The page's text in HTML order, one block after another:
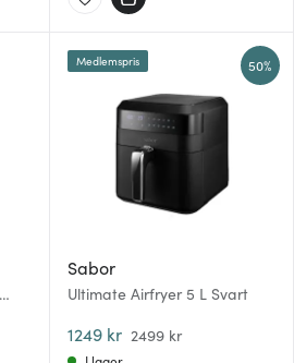
Sabor
Ultimate Airfryer 5 L Svart
1249 kr 2499 kr
Medlemspris 50%